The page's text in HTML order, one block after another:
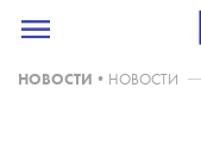
НОВОСТИ • НОВОСТИ